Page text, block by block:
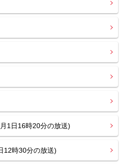
1日16時20分の放送)
12時30分の放送)